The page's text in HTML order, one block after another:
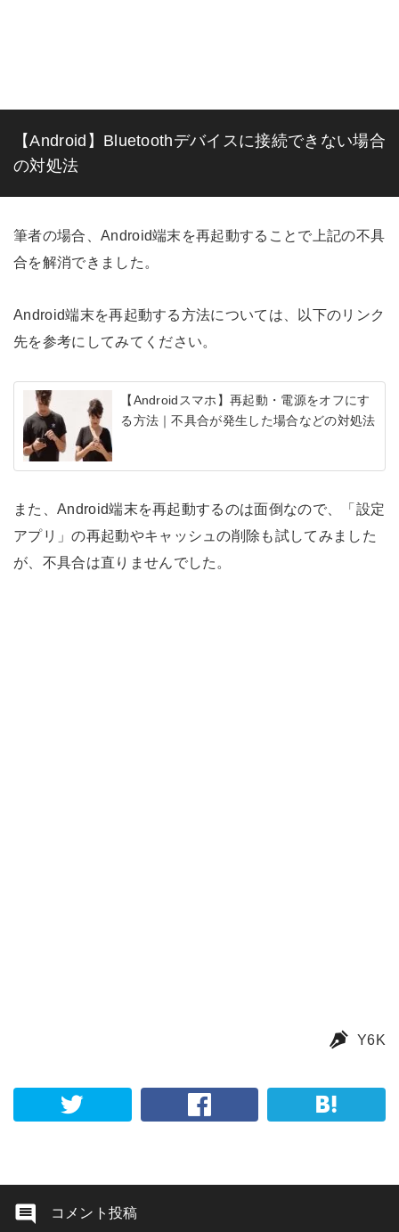
【Android】Bluetoothデバイスに接続できない場合
の対処法
筆者の場合、Android端末を再起動することで上記の不具
合を解消できました。
Android端末を再起動する方法については、以下のリンク
先を参考にしてみてください。
【Androidスマホ】再起動・電源をオフにす
る方法｜不具合が発生した場合などの対処法
また、Android端末を再起動するのは面倒なので、「設定
アプリ」の再起動やキャッシュの削除も試してみました
が、不具合は直りませんでした。
Y6K
コメント投稿